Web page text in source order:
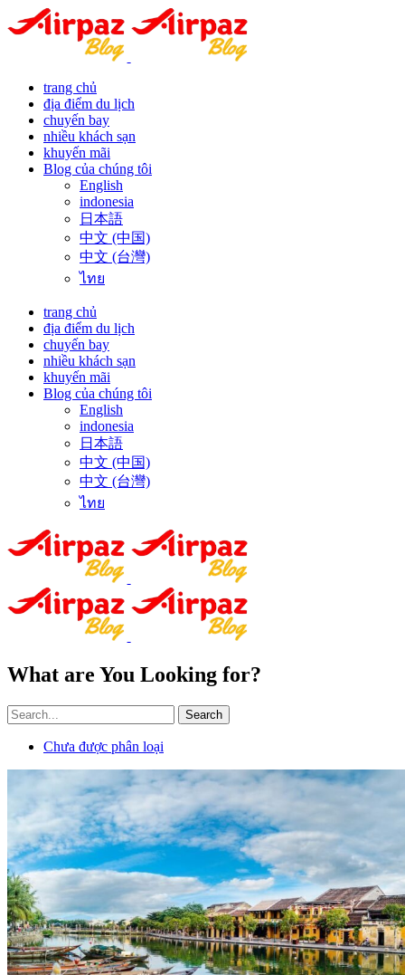
trang chủ
địa điểm du lịch
chuyến bay
nhiều khách sạn
khuyến mãi
Blog của chúng tôi
English
indonesia
日本語
中文 (中国)
中文 (台灣)
ไทย
trang chủ
địa điểm du lịch
chuyến bay
nhiều khách sạn
khuyến mãi
Blog của chúng tôi
English
indonesia
日本語
中文 (中国)
中文 (台灣)
ไทย
What are You Looking for?
Search
Chưa được phân loại